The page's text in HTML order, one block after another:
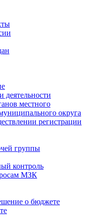
деятельности
местного
округа
регистрации
группы
контроль
МЗК
о бюджете